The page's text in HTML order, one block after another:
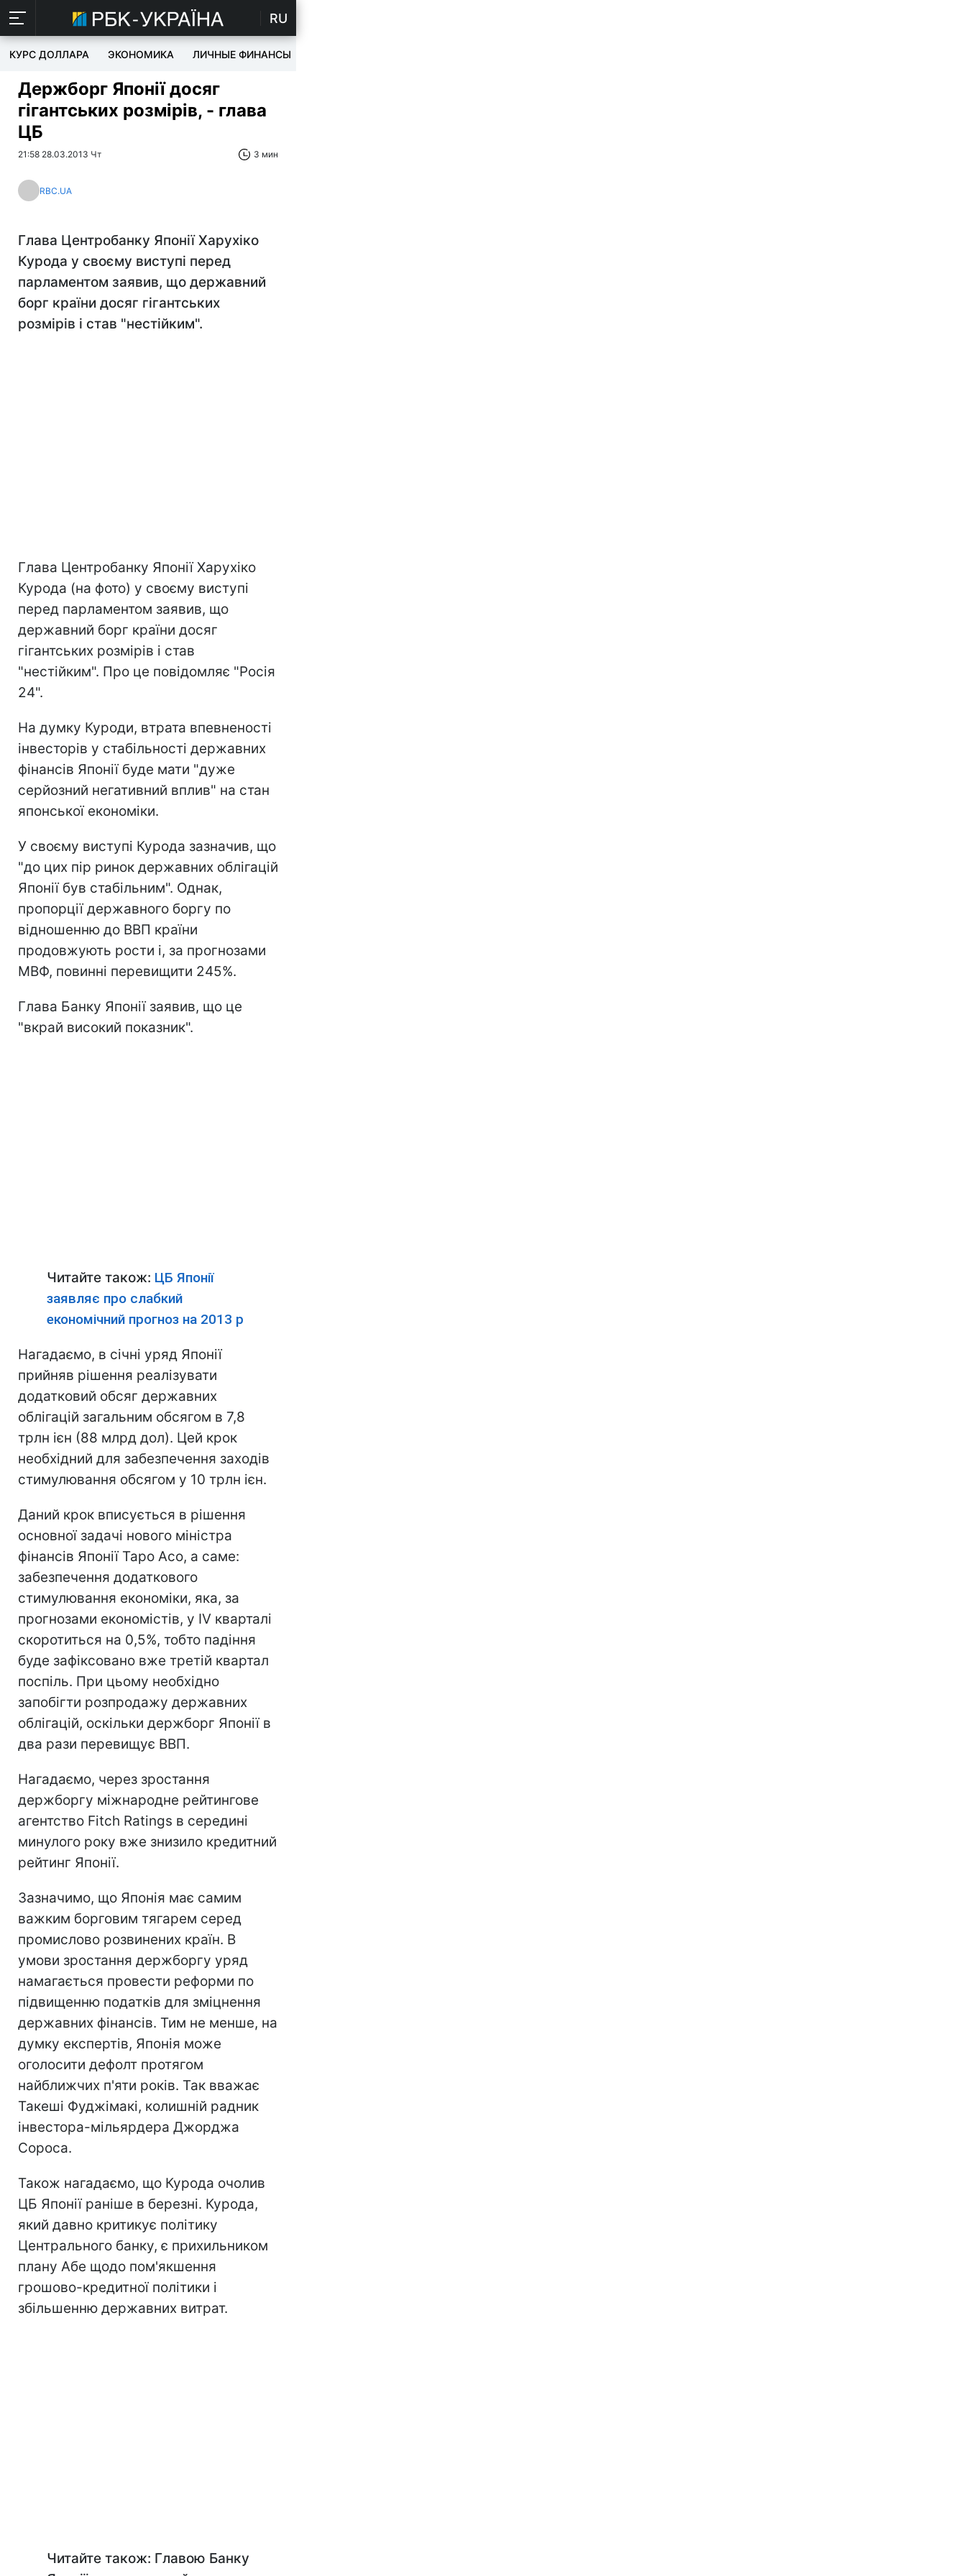
RU
КУРС ДОЛЛАРА ЭКОНОМИКА ЛИЧНЫЕ ФИНАНСЫ
Держборг Японії досяг
гігантських розмірів, - глава
ЦБ
21:58 28.03.2013 Чт 3 мин
RBC.UA
Глава Центробанку Японії Харухіко
Курода у своєму виступі перед
парламентом заявив, що державний
борг країни досяг гігантських
розмірів і став "нестійким".
Глава Центробанку Японії Харухіко
Курода (на фото) у своєму виступі
перед парламентом заявив, що
державний борг країни досяг
гігантських розмірів і став
"нестійким". Про це повідомляє "Росія
24".
На думку Куроди, втрата впевненості
інвесторів у стабільності державних
фінансів Японії буде мати "дуже
серйозний негативний вплив" на стан
японської економіки.
У своєму виступі Курода зазначив, що
"до цих пір ринок державних облігацій
Японії був стабільним". Однак,
пропорції державного боргу по
відношенню до ВВП країни
продовжують рости і, за прогнозами
МВФ, повинні перевищити 245%.
Глава Банку Японії заявив, що це
"вкрай високий показник".
Читайте також: ЦБ Японії
заявляє про слабкий
економічний прогноз на 2013 р
Нагадаємо, в січні уряд Японії
прийняв рішення реалізувати
додатковий обсяг державних
облігацій загальним обсягом в 7,8
трлн ієн (88 млрд дол). Цей крок
необхідний для забезпечення заходів
стимулювання обсягом у 10 трлн ієн.
Даний крок вписується в рішення
основної задачі нового міністра
фінансів Японії Таро Асо, а саме:
забезпечення додаткового
стимулювання економіки, яка, за
прогнозами економістів, у IV кварталі
скоротиться на 0,5%, тобто падіння
буде зафіксовано вже третій квартал
поспіль. При цьому необхідно
запобігти розпродажу державних
облігацій, оскільки держборг Японії в
два рази перевищує ВВП.
Нагадаємо, через зростання
держборгу міжнародне рейтингове
агентство Fitch Ratings в середині
минулого року вже знизило кредитний
рейтинг Японії.
Зазначимо, що Японія має самим
важким борговим тягарем серед
промислово розвинених країн. В
умови зростання держборгу уряд
намагається провести реформи по
підвищенню податків для зміцнення
державних фінансів. Тим не менше, на
думку експертів, Японія може
оголосити дефолт протягом
найближчих п'яти років. Так вважає
Такеші Фуджімакі, колишній радник
інвестора-мільярдера Джорджа
Сороса.
Також нагадаємо, що Курода очолив
ЦБ Японії раніше в березні. Курода,
який давно критикує політику
Центрального банку, є прихильником
плану Абе щодо пом'якшення
грошово-кредитної політики і
збільшенню державних витрат.
Читайте також: Главою Банку